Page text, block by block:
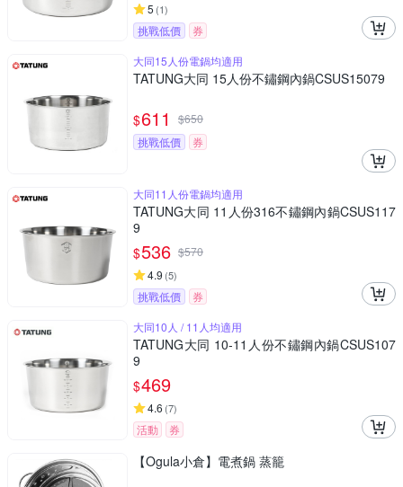
5 (1)
挑戰低價
券
大同15人份電鍋均適用
TATUNG大同 15人份不鏽鋼內鍋CSUS15079
$611 $650
挑戰低價
券
大同11人份電鍋均適用
TATUNG大同 11人份316不鏽鋼內鍋CSUS117
9
$536 $570
4.9 (5)
挑戰低價
券
大同10人 / 11人均適用
TATUNG大同 10-11人份不鏽鋼內鍋CSUS107
9
$469
4.6 (7)
活動 券
【Ogula小倉】電煮鍋 蒸籠